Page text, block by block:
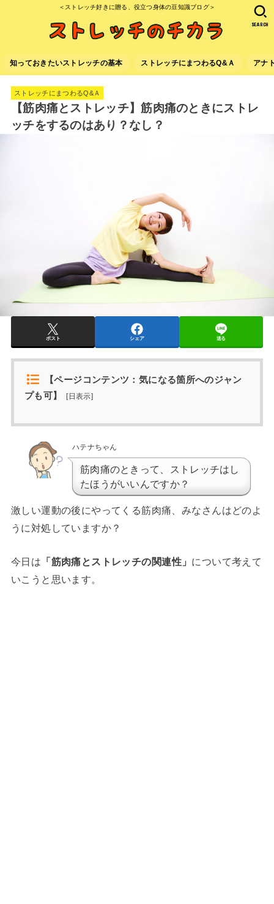
＜ストレッチ好きに贈る、役立つ身体の豆知識ブログ＞
知っておきたいストレッチの基本 ストレッチにまつわるQ&Ａ アナ
SEARCH
ストレッチにまつわるQ&Ａ
【筋肉痛とストレッチ】筋肉痛のときにストレ
ッチをするのはあり？なし？
ポスト シェア 送る
【ページコンテンツ：気になる箇所へのジャン
プも可】
[日表示]
ハテナちゃん
筋肉痛のときって、ストレッチはし
たほうがいいんですか？
激しい運動の後にやってくる筋肉痛、みなさんはどのよ
うに対処していますか？
今日は 「筋肉痛とストレッチの関連性」 について考えて
いこうと思います。